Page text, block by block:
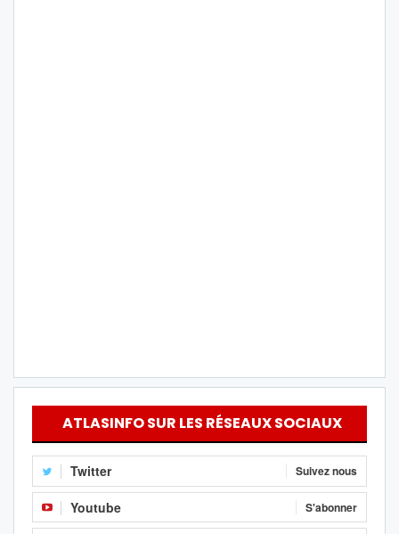
ATLASINFO SUR LES RÉSEAUX SOCIAUX
Twitter Suivez nous
Youtube S'abonner